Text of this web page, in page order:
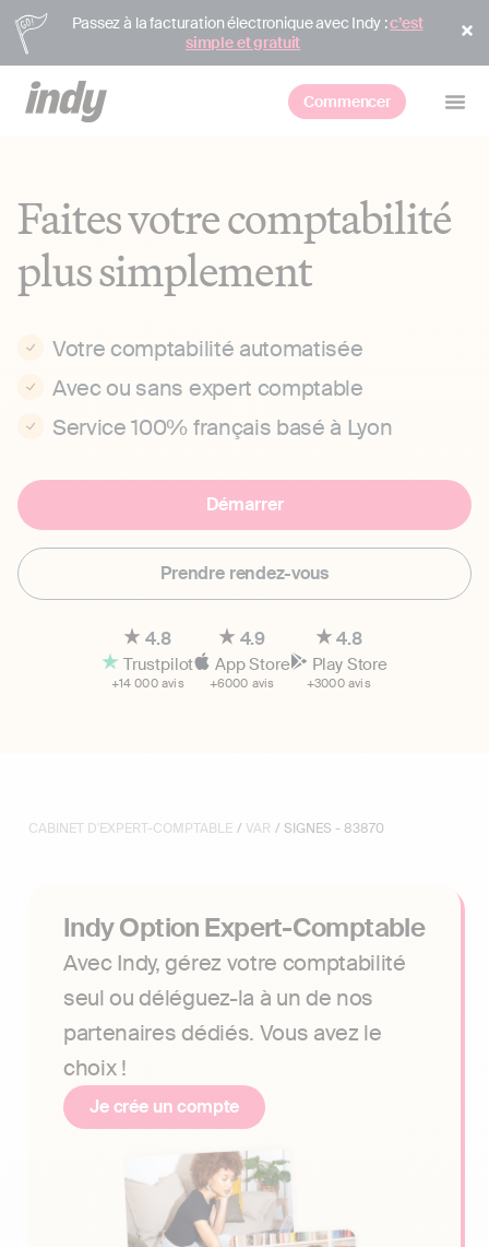
Passez à la facturation électronique avec Indy :c’est
simple et gratuit
Commencer
Faites votre comptabilité
plus simplement
Votre comptabilité automatisée
Avec ou sans expert comptable
Service 100% français basé à Lyon
Démarrer
Prendre rendez-vous
4.8
Trustpilot
+14 000 avis
4.9
App Store
+6000 avis
4.8
Play Store
+3000 avis
CABINET D'EXPERT-COMPTABLE / VAR / SIGNES - 83870
Indy Option Expert-Comptable
Avec Indy, gérez votre comptabilité
seul ou déléguez-la à un de nos
partenaires dédiés. Vous avez le
choix !
Je crée un compte